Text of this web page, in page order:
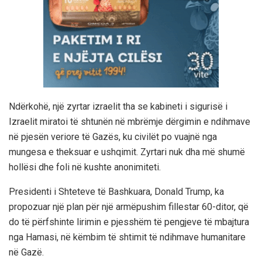
Ndërkohë, një zyrtar izraelit tha se kabineti i sigurisë i
Izraelit miratoi të shtunën në mbrëmje dërgimin e ndihmave
në pjesën veriore të Gazës, ku civilët po vuajnë nga
mungesa e theksuar e ushqimit. Zyrtari nuk dha më shumë
hollësi dhe foli në kushte anonimiteti.
Presidenti i Shteteve të Bashkuara, Donald Trump, ka
propozuar një plan për një armëpushim fillestar 60-ditor, që
do të përfshinte lirimin e pjesshëm të pengjeve të mbajtura
nga Hamasi, në këmbim të shtimit të ndihmave humanitare
në Gazë.